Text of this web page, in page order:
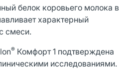
белок коровьего молока в
характерный
смеси.
® Комфорт 1 подтверждена
исследованиями.